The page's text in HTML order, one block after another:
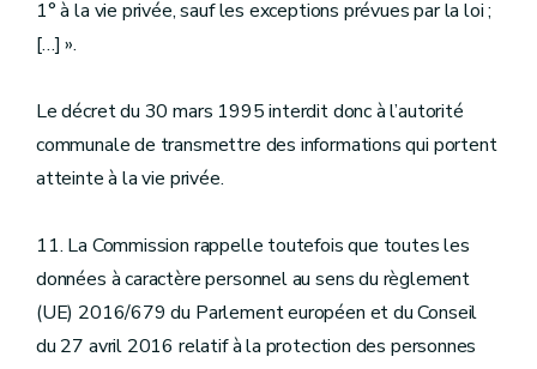
1° à la vie privée, sauf les exceptions prévues par la loi ;
[…] ».
Le décret du 30 mars 1995 interdit donc à l’autorité
communale de transmettre des informations qui portent
atteinte à la vie privée.
11. La Commission rappelle toutefois que toutes les
données à caractère personnel au sens du règlement
(UE) 2016/679 du Parlement européen et du Conseil
du 27 avril 2016 relatif à la protection des personnes